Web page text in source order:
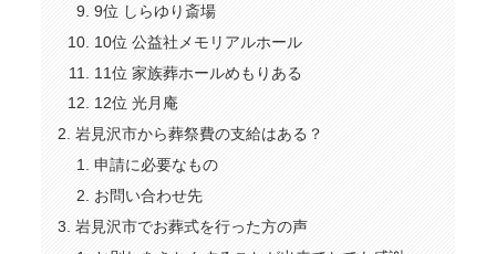
9位 しらゆり斎場
10位 公益社メモリアルホール
11位 家族葬ホールめもりある
12位 光月庵
岩見沢市から葬祭費の支給はある？
申請に必要なもの
お問い合わせ先
岩見沢市でお葬式を行った方の声